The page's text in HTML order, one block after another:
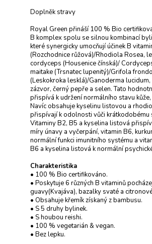
Doplněk stravy
Royal Green přináší 100 % Bio
B komplex spolu se silnou kombinací
které synergicky umocňují účinek B
(Rozchodnice růžová)/Rhodiola Rosea,
cordyceps (Housenice čínská)/
maitake (Trsnatec lupenitý)/Grifola
(Leskokroka lesklá)/Ganoderma lucidum,
zázvor, černý pepře a selen. Tato
přispívá k udržení normálního stavu
Navíc obsahuje kyselinu listovou a
přispívají k odolnosti vůči krátkodobému
Vitaminy B2, B5 a kyselina listová
míry únavy a vyčerpání, vitamin B6,
normální funkci imunitního systému a
B6 a kyselina listová k normální
Charakteristika
• 100 % Bio certifikováno.
• Poskytuje 6 různých B vitaminů
guavy(Kvajáva), bazalky svaté a
• Obsahuje křemík získaný z bambusu.
• S 5 druhy bylinek.
• S houbou reishi.
• 100 % vegetarián & vegan.
• Bez lepku.